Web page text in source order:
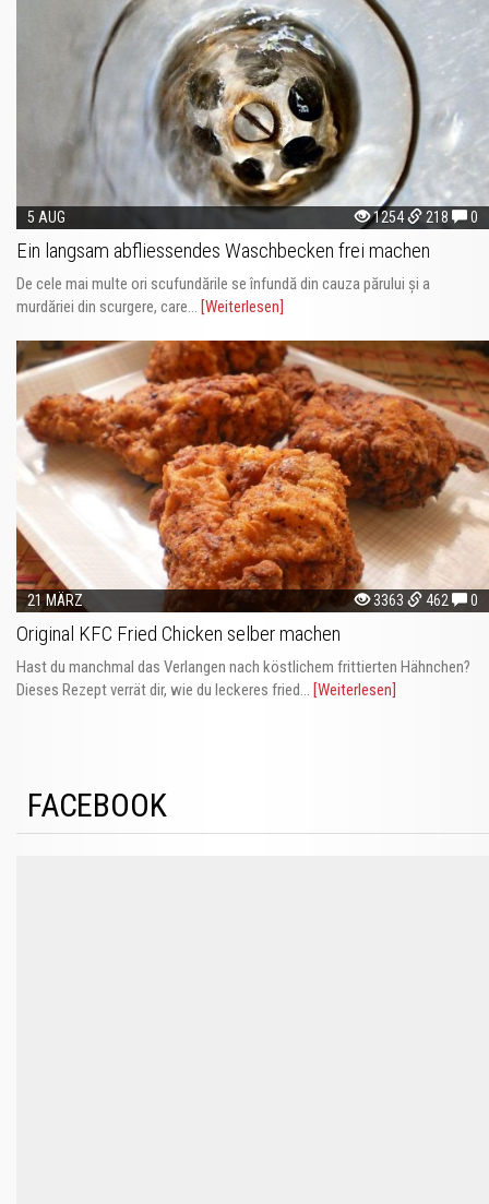
5 AUG 1254 218 0
Ein langsam abfliessendes Waschbecken frei machen
De cele mai multe ori scufundările se înfundă din cauza părului și a
murdăriei din scurgere, care...
[Weiterlesen]
21 MÄRZ 3363 462 0
Original KFC Fried Chicken selber machen
Hast du manchmal das Verlangen nach köstlichem frittierten Hähnchen?
Dieses Rezept verrät dir, wie du leckeres fried... [Weiterlesen]
FACEBOOK